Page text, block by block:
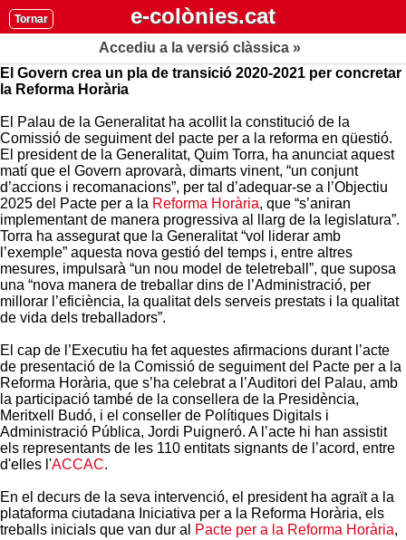
Tornar e-colònies.cat
Accediu a la versió clàssica »
El Govern crea un pla de transició 2020-2021 per concretar
la Reforma Horària
​El Palau de la Generalitat ha acollit la constitució de la
Comissió de seguiment del pacte per a la reforma en qüestió.
El president de la Generalitat, Quim Torra, ha anunciat aquest
matí que el Govern aprovarà, dimarts vinent, “un conjunt
d’accions i recomanacions”, per tal d’adequar-se a l’Objectiu
2025 del Pacte per a la Reforma Horària, que “s’aniran
implementant de manera progressiva al llarg de la legislatura”.
Torra ha assegurat que la Generalitat “vol liderar amb
l’exemple” aquesta nova gestió del temps i, entre altres
mesures, impulsarà “un nou model de teletreball”, que suposa
una “nova manera de treballar dins de l’Administració, per
millorar l’eficiència, la qualitat dels serveis prestats i la qualitat
de vida dels treballadors”.
El cap de l’Executiu ha fet aquestes afirmacions durant l’acte
de presentació de la Comissió de seguiment del Pacte per a la
Reforma Horària, que s’ha celebrat a l’Auditori del Palau, amb
la participació també de la consellera de la Presidència,
Meritxell Budó, i el conseller de Polítiques Digitals i
Administració Pública, Jordi Puigneró. A l’acte hi han assistit
els representants de les 110 entitats signants de l’acord, entre
d'elles l'ACCAC.
En el decurs de la seva intervenció, el president ha agraït a la
plataforma ciutadana Iniciativa per a la Reforma Horària, els
treballs inicials que van dur al
Pacte per a la Reforma Horària,